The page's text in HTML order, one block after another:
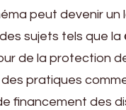
peut devenir un
sujets tels que la
de la protection
pratiques
financement des